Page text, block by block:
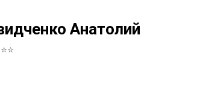
Анатолий